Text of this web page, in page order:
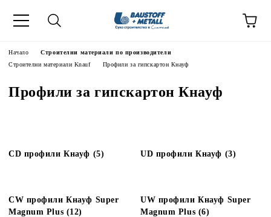
Начало
Строителни материали по производители
Строителни материали Knauf
Профили за гипскартон Кнауф
Профили за гипскартон Кнауф
CD профили Кнауф (5) UD профили Кнауф (3)
CW профили Кнауф Super
Magnum Plus (12)
UW профили Кнауф Super
Magnum Plus (6)